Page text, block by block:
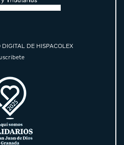
DIGITAL DE HISPACOLEX